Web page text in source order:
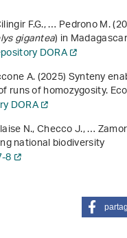
F.G., … Pedrono M.
gigantea) in
DORA
A. (2025) Synteny
of homozygosity.
DORA
N., Checco J., …
national biodiversity
8